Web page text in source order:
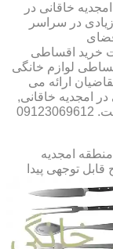
خاقانی در
در سراسر
خرید اقساطی
لوازم خانگی
ارائه می
امجدیه خاقانی,
منطقه امجدیه خاقانی یکی از بهترین مراکز است. 09123069612
امجدیه
قابل توجهی پیدا